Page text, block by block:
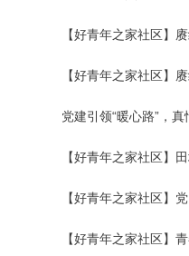
【好青年之家社区】
【好青年之家社区】
党建引领“暖心路”，
【好青年之家社区】
【好青年之家社区】​​
【好青年之家社区】